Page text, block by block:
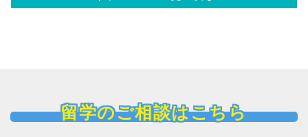
留学のご相談はこちら